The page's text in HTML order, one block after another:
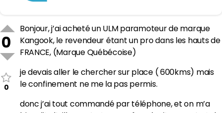
0
0
Bonjour, j’ai acheté un ULM paramoteur de marque
Kangook, le revendeur étant un pro dans les hauts de
FRANCE, (Marque Québécoise)
je devais aller le chercher sur place ( 600kms) mais
le confinement ne me la pas permis.
donc j’ai tout commandé par téléphone, et on m’a